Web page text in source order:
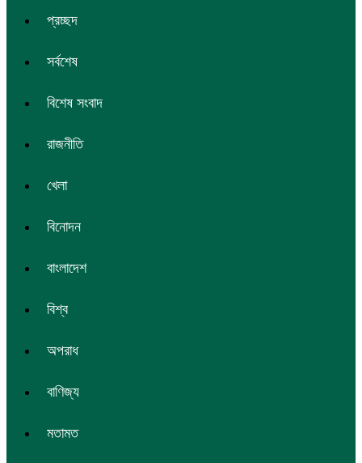
প্রচ্ছদ
সর্বশেষ
বিশেষ সংবাদ
রাজনীতি
খেলা
বিনোদন
বাংলাদেশ
বিশ্ব
অপরাধ
বাণিজ্য
মতামত